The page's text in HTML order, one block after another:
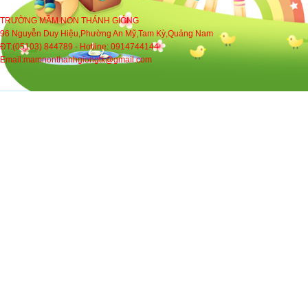
TRƯỜNG MẦM NON THÁNH GIÓNG
96 Nguyễn Duy Hiệu,Phường An Mỹ,Tam Kỳ,Quảng Nam
ĐT:(05103) 844789 - Hotline: 0914744144
Email:mamnonthanhgiongtk@gmail.com